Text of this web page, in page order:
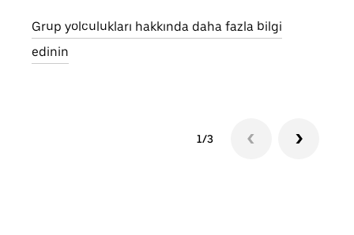
Grup yolculukları hakkında daha fazla bilgi
edinin
1/3